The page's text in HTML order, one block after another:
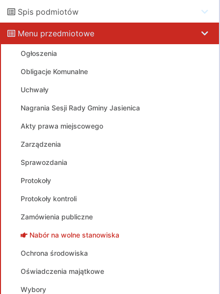
Spis podmiotów
Menu przedmiotowe
Ogłoszenia
Obligacje Komunalne
Uchwały
Nagrania Sesji Rady Gminy Jasienica
Akty prawa miejscowego
Zarządzenia
Sprawozdania
Protokoły
Protokoły kontroli
Zamówienia publiczne
Nabór na wolne stanowiska
Ochrona środowiska
Oświadczenia majątkowe
Wybory